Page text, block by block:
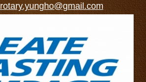
rotary.yungho@gmail.com